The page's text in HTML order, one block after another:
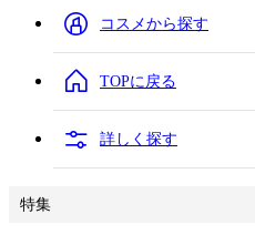
コスメから探す
TOPに戻る
詳しく探す
特集